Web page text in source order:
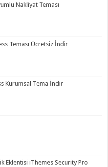
Nakliyat Teması
Teması Ücretsiz İndir
Kurumsal Tema İndir
Eklentisi iThemes Security Pro